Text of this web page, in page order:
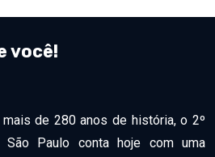
você!
de 280 anos de história, o 2º
Paulo conta hoje com uma